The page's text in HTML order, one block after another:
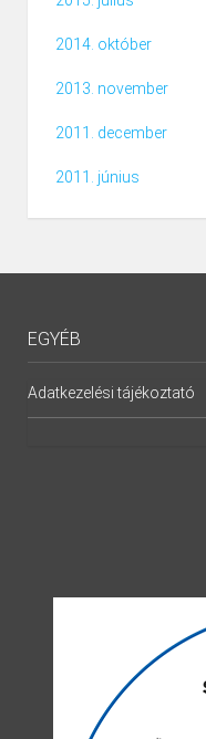
2014. október
2013. november
2011. december
2011. június
EGYÉB
Adatkezelési tájékoztató